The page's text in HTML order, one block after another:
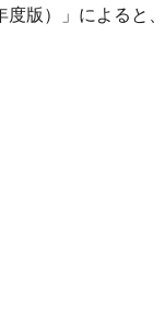
版）」によると、